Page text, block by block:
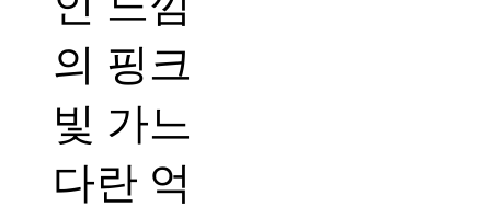
의 핑크
빛 가느
다란 억